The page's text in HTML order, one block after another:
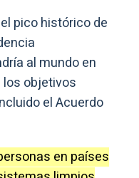
pico histórico de
al mundo en
objetivos
el Acuerdo
en países